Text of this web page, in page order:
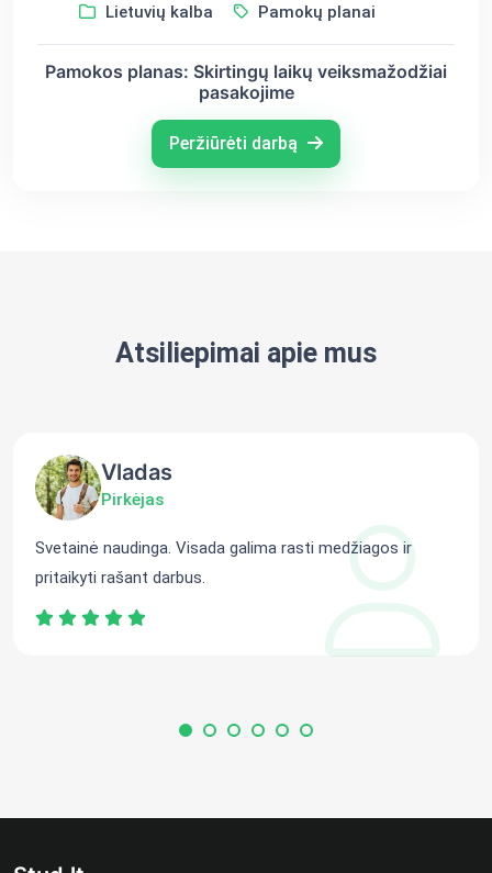
Lietuvių kalba Pamokų planai
Pamokos planas: Skirtingų laikų veiksmažodžiai
pasakojime
Peržiūrėti darbą
Atsiliepimai apie mus
Vladas
Pirkėjas
Svetainė naudinga. Visada galima rasti medžiagos ir
pritaikyti rašant darbus.